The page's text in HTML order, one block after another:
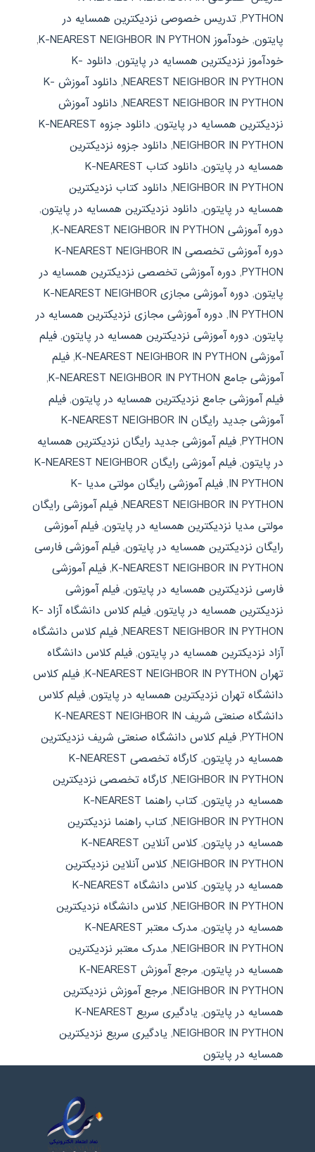
PYTHON
, تدریس خصوصی نزدیکترین همسایه در
پایتون, خودآموز K-NEAREST NEIGHBOR IN PYTHON
,
خودآموز نزدیکترین همسایه در پایتون,
دانلود K-
NEAREST NEIGHBOR IN PYTHON
,
دانلود آموزش K-
NEAREST NEIGHBOR IN PYTHON
, دانلود آموزش
نزدیکترین همسایه در پایتون,
دانلود جزوه K-NEAREST
NEIGHBOR IN PYTHON
, دانلود جزوه نزدیکترین
همسایه در پایتون,
دانلود کتاب K-NEAREST
NEIGHBOR IN PYTHON
, دانلود کتاب نزدیکترین
همسایه در پایتون, دانلود نزدیکترین همسایه در پایتون,
دوره آموزشی K-NEAREST NEIGHBOR IN PYTHON
,
دوره آموزشی تخصصی K-NEAREST NEIGHBOR IN
PYTHON
, دوره آموزشی تخصصی نزدیکترین همسایه در
پایتون,
دوره آموزشی مجازی K-NEAREST NEIGHBOR
IN PYTHON
, دوره آموزشی مجازی نزدیکترین همسایه در
پایتون, دوره آموزشی نزدیکترین همسایه در پایتون, فیلم
آموزشی K-NEAREST NEIGHBOR IN PYTHON
, فیلم
آموزشی جامع K-NEAREST NEIGHBOR IN PYTHON
,
فیلم آموزشی جامع نزدیکترین همسایه در پایتون, فیلم
آموزشی جدید رایگان K-NEAREST NEIGHBOR IN
PYTHON
, فیلم آموزشی جدید رایگان نزدیکترین همسایه
در پایتون,
فیلم آموزشی رایگان K-NEAREST NEIGHBOR
IN PYTHON
,
فیلم آموزشی رایگان مولتی مدیا K-
NEAREST NEIGHBOR IN PYTHON
, فیلم آموزشی رایگان
مولتی مدیا نزدیکترین همسایه در پایتون, فیلم آموزشی
رایگان نزدیکترین همسایه در پایتون, فیلم آموزشی فارسی
K-NEAREST NEIGHBOR IN PYTHON
, فیلم آموزشی
فارسی نزدیکترین همسایه در پایتون, فیلم آموزشی
نزدیکترین همسایه در پایتون,
فیلم کلاس دانشگاه آزاد K-
NEAREST NEIGHBOR IN PYTHON
, فیلم کلاس دانشگاه
آزاد نزدیکترین همسایه در پایتون, فیلم کلاس دانشگاه
تهران K-NEAREST NEIGHBOR IN PYTHON
, فیلم کلاس
دانشگاه تهران نزدیکترین همسایه در پایتون, فیلم کلاس
دانشگاه صنعتی شریف K-NEAREST NEIGHBOR IN
PYTHON
, فیلم کلاس دانشگاه صنعتی شریف نزدیکترین
همسایه در پایتون,
کارگاه تخصصی K-NEAREST
NEIGHBOR IN PYTHON
, کارگاه تخصصی نزدیکترین
همسایه در پایتون,
کتاب راهنما K-NEAREST
NEIGHBOR IN PYTHON
, کتاب راهنما نزدیکترین
همسایه در پایتون,
کلاس آنلاین K-NEAREST
NEIGHBOR IN PYTHON
, کلاس آنلاین نزدیکترین
همسایه در پایتون,
کلاس دانشگاه K-NEAREST
NEIGHBOR IN PYTHON
, کلاس دانشگاه نزدیکترین
همسایه در پایتون,
مدرک معتبر K-NEAREST
NEIGHBOR IN PYTHON
, مدرک معتبر نزدیکترین
همسایه در پایتون,
مرجع آموزش K-NEAREST
NEIGHBOR IN PYTHON
, مرجع آموزش نزدیکترین
همسایه در پایتون,
یادگیری سریع K-NEAREST
NEIGHBOR IN PYTHON
, یادگیری سریع نزدیکترین
همسایه در پایتون